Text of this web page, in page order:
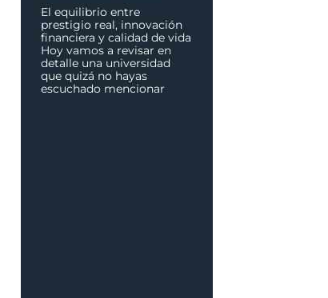
El equilibrio entre
prestigio real, innovación
financiera y calidad de vida
Hoy vamos a revisar en
detalle una universidad
que quizá no hayas
escuchado mencionar